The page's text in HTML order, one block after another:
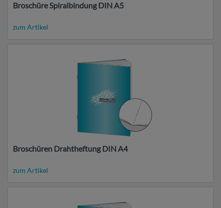
Broschüre Spiralbindung DIN A5
zum Artikel
Broschüren Drahtheftung DIN A4
zum Artikel